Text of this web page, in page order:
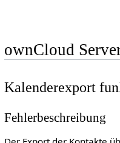
ownCloud
Kalenderexport
Fehlerbeschreibung